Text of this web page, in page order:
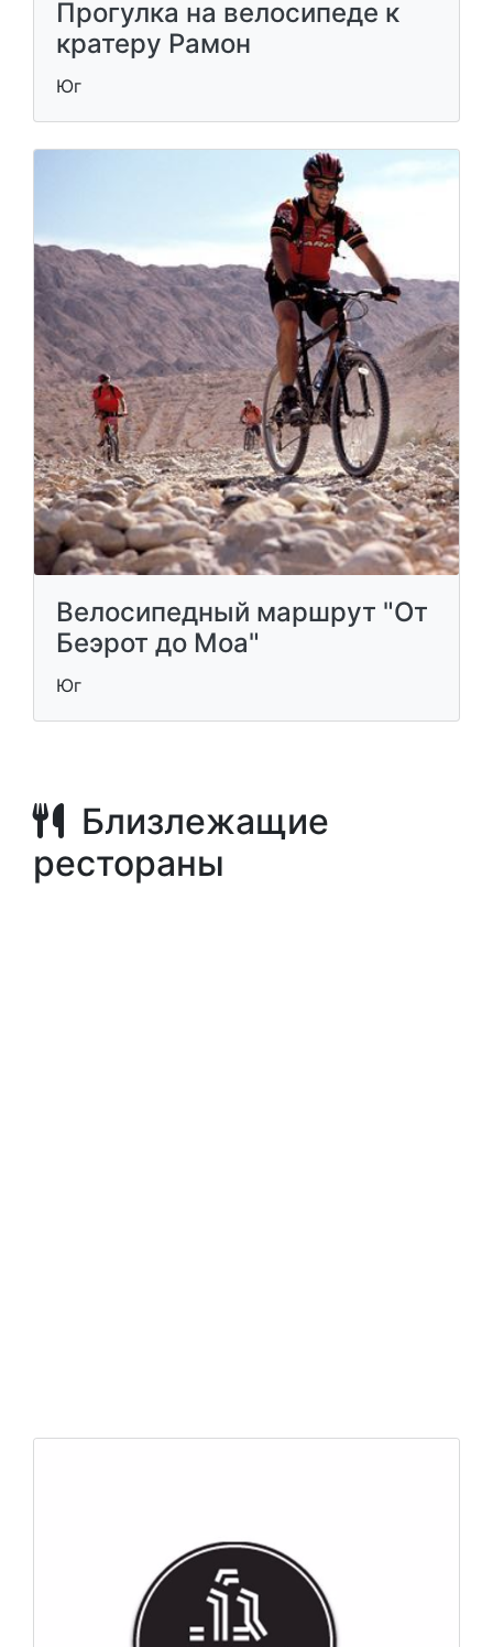
Прогулка на велосипеде к
кратеру Рамон
Юг
Велосипедный маршрут "От
Беэрот до Моа"
Юг
Близлежащие
рестораны